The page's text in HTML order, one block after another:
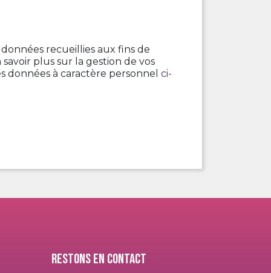
recueillies aux fins de
plus sur la gestion de vos
à caractère personnel ci-
Restons en contact